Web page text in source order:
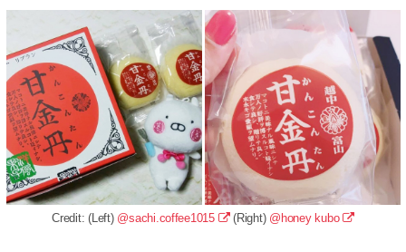
Credit: (Left) @sachi.coffee1015 (Right) @honey kubo